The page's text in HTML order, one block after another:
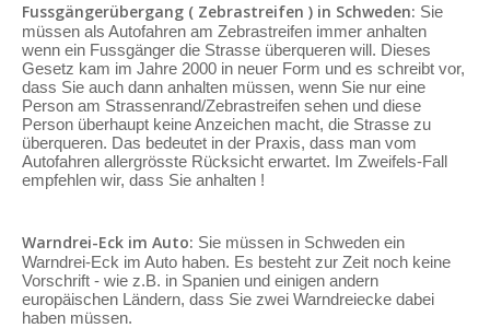
Fussgängerübergang ( Zebrastreifen ) in Schweden: Sie
müssen als Autofahren am Zebrastreifen immer anhalten
wenn ein Fussgänger die Strasse überqueren will. Dieses
Gesetz kam im Jahre 2000 in neuer Form und es schreibt vor,
dass Sie auch dann anhalten müssen, wenn Sie nur eine
Person am Strassenrand/Zebrastreifen sehen und diese
Person überhaupt keine Anzeichen macht, die Strasse zu
überqueren. Das bedeutet in der Praxis, dass man vom
Autofahren allergrösste Rücksicht erwartet. Im Zweifels-Fall
empfehlen wir, dass Sie anhalten !
Warndrei-Eck im Auto: Sie müssen in Schweden ein
Warndrei-Eck im Auto haben. Es besteht zur Zeit noch keine
Vorschrift - wie z.B. in Spanien und einigen andern
europäischen Ländern, dass Sie zwei Warndreiecke dabei
haben müssen.